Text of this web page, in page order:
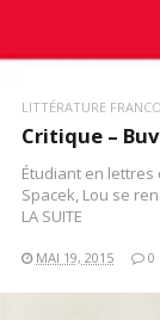
LITTÉRATURE
Critique –
Étudiant en
Spacek, Lou se
LA SUITE
MAI 19, 2015 0